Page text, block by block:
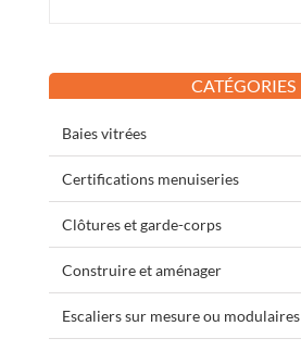
CATÉGORIES
Baies vitrées
Certifications menuiseries
Clôtures et garde-corps
Construire et aménager
Escaliers sur mesure ou modulaires